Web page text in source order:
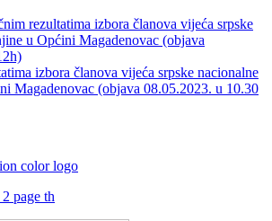
rezultatima izbora članova vijeća srpske
u Općini Magadenovac (objava
izbora članova vijeća srpske nacionalne
Magadenovac (objava 08.05.2023. u 10.30